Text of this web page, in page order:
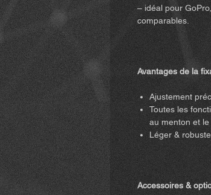
– idéal pour
comparables.
Avantages de la
Ajustement
Toutes les
au menton et
Léger &
Accessoires &